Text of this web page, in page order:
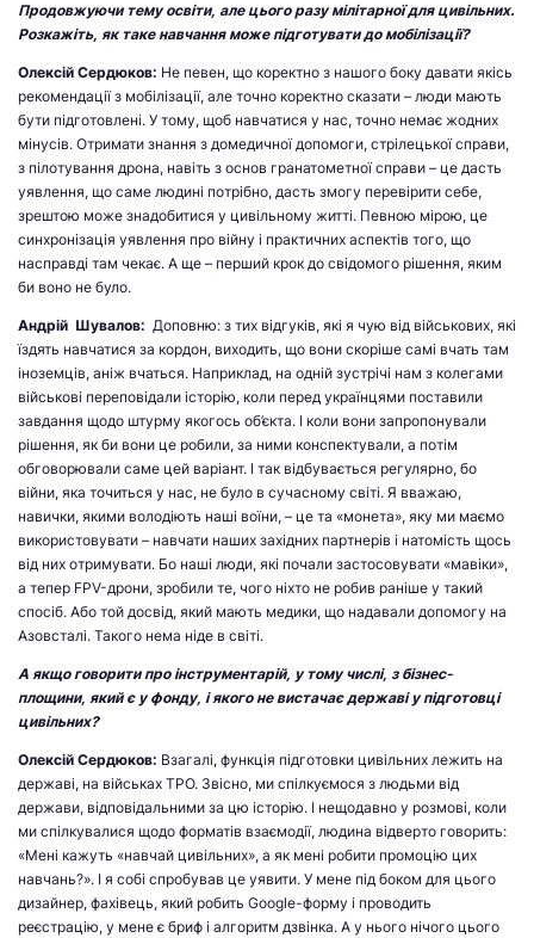
Продовжуючи тему освіти, але цього разу мілітарної для цивільних.
Розкажіть, як таке навчання може підготувати до мобілізації?
Олексій Сердюков: Не певен, що коректно з нашого боку давати якісь
рекомендації з мобілізації, але точно коректно сказати – люди мають
бути підготовлені. У тому, щоб навчатися у нас, точно немає жодних
мінусів. Отримати знання з домедичної допомоги, стрілецької справи,
з пілотування дрона, навіть з основ гранатометної справи – це дасть
уявлення, що саме людині потрібно, дасть змогу перевірити себе,
зрештою може знадобитися у цивільному житті. Певною мірою, це
синхронізація уявлення про війну і практичних аспектів того, що
насправді там чекає. А ще – перший крок до свідомого рішення, яким
би воно не було.
Андрій Шувалов: Доповню: з тих відгуків, які я чую від військових, які
їздять навчатися за кордон, виходить, що вони скоріше самі вчать там
іноземців, аніж вчаться. Наприклад, на одній зустрічі нам з колегами
військові переповідали історію, коли перед українцями поставили
завдання щодо штурму якогось об’єкта. І коли вони запропонували
рішення, як би вони це робили, за ними конспектували, а потім
обговорювали саме цей варіант. І так відбувається регулярно, бо
війни, яка точиться у нас, не було в сучасному світі. Я вважаю,
навички, якими володіють наші воїни, – це та «монета», яку ми маємо
використовувати – навчати наших західних партнерів і натомість щось
від них отримувати. Бо наші люди, які почали застосовувати «мавіки»,
а тепер FPV-дрони, зробили те, чого ніхто не робив раніше у такий
спосіб. Або той досвід, який мають медики, що надавали допомогу на
Азовсталі. Такого нема ніде в світі.
А якщо говорити про інструментарій, у тому числі, з бізнес-
площини, який є у фонду, і якого не вистачає державі у підготовці
цивільних?
Олексій Сердюков: Взагалі, функція підготовки цивільних лежить на
державі, на військах ТРО. Звісно, ми спілкуємося з людьми від
держави, відповідальними за цю історію. І нещодавно у розмові, коли
ми спілкувалися щодо форматів взаємодії, людина відверто говорить:
«Мені кажуть «навчай цивільних», а як мені робити промоцію цих
навчань?». І я собі спробував це уявити. У мене під боком для цього
дизайнер, фахівець, який робить Google-форму і проводить
реєстрацію, у мене є бриф і алгоритм дзвінка. А у нього нічого цього